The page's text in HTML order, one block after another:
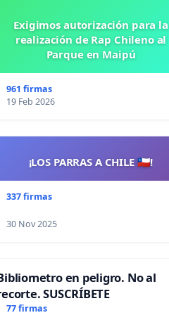
Exigimos autorización para la
realización de Rap Chileno al
Parque en Maipú
961 firmas
19 Feb 2026
¡LOS PARRAS A CHILE 🇨🇱!
337 firmas
30 Nov 2025
en peligro. No al
SUSCRÍBETE
77 firmas